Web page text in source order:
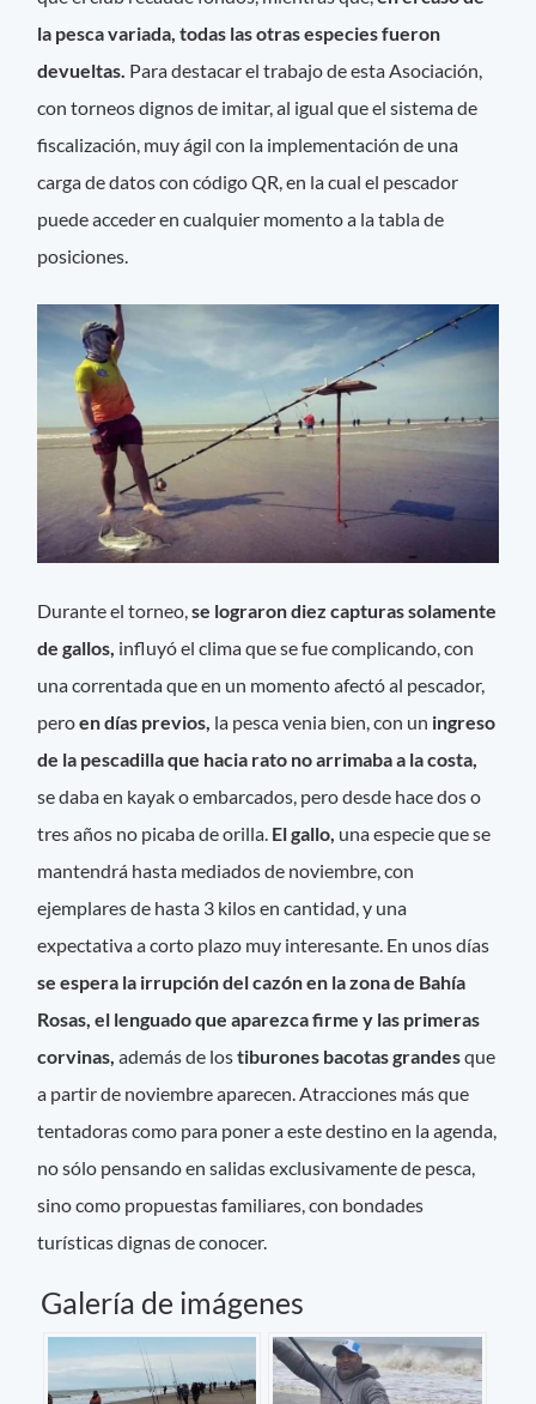
la pesca variada, todas las otras especies fueron
devueltas. Para destacar el trabajo de esta Asociación,
con torneos dignos de imitar, al igual que el sistema de
fiscalización, muy ágil con la implementación de una
carga de datos con código QR, en la cual el pescador
puede acceder en cualquier momento a la tabla de
posiciones.
Durante el torneo,se lograron diez capturas solamente
de gallos, influyó el clima que se fue complicando, con
una correntada que en un momento afectó al pescador,
peroen días previos, la pesca venia bien, con un ingreso
de la pescadilla que hacia rato no arrimaba a la costa,
se daba en kayak o embarcados, pero desde hace dos o
tres años no picaba de orilla. El gallo, una especie que se
mantendrá hasta mediados de noviembre, con
ejemplares de hasta 3 kilos en cantidad, y una
expectativa a corto plazo muy interesante. En unos días
se espera la irrupción del cazón en la zona de Bahía
Rosas, el lenguado que aparezca firme y las primeras
corvinas,además de lostiburones bacotas grandesque
a partir de noviembre aparecen. Atracciones más que
tentadoras como para poner a este destino en la agenda,
no sólo pensando en salidas exclusivamente de pesca,
sino como propuestas familiares, con bondades
turísticas dignas de conocer.
Galería de imágenes